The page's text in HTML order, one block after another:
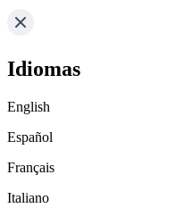
Idiomas
English
Español
Français
Italiano